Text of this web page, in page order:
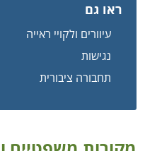
ראו גם
עיוורים ולקויי ראייה
נגישות
תחבורה ציבורית